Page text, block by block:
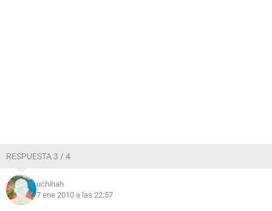
RESPUESTA 3 / 4
uchihah
7 ene 2010 a las 22:57